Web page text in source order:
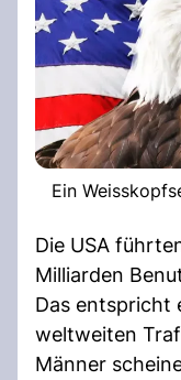
Ein
Die USA
Milliarden
Das entspricht
weltweiten
Männer